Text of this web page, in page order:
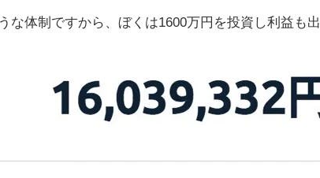
な体制ですから、ぼくは1600万円を投資し利益も出